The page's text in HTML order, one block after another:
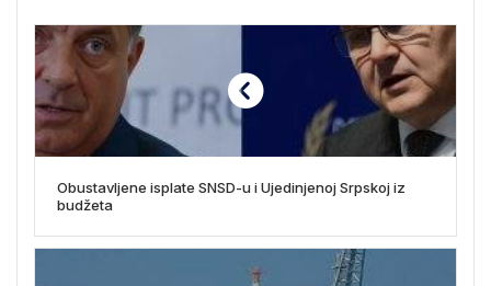
Obustavljene isplate SNSD-u i Ujedinjenoj Srpskoj iz
budžeta